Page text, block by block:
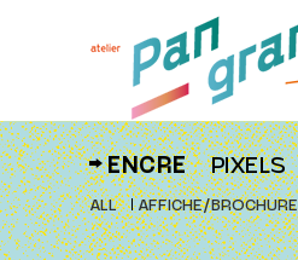
ENCRE PIXELS
ALL AFFICHE/BROCHURE